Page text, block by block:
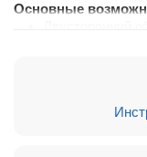
Основные
Двусторонний
Подключение
Поддержка